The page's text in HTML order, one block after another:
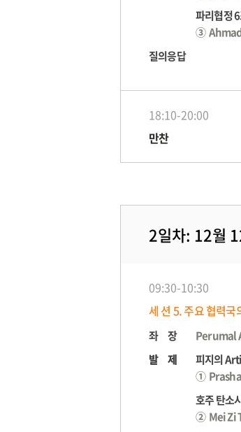
파리협정
③
질의응답
18:10-20:00
만찬
2일차: 12월
09:30-10:30
세 션 5. 주요 협력국
좌 장 Perumal
발 제
발 제
피지의
①
호주 탄소
② Mei Zi